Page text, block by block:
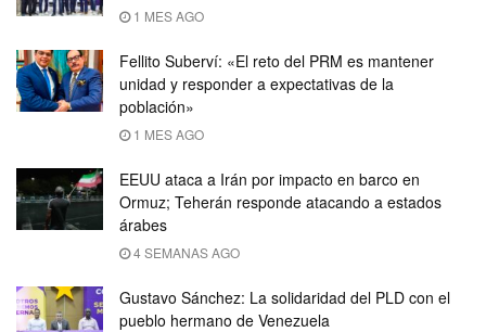
1 MES AGO
Fellito Suberví: «El reto del PRM es mantener
unidad y responder a expectativas de la
población»
1 MES AGO
EEUU ataca a Irán por impacto en barco en
Ormuz; Teherán responde atacando a estados
árabes
4 SEMANAS AGO
Gustavo Sánchez: La solidaridad del PLD con el
pueblo hermano de Venezuela